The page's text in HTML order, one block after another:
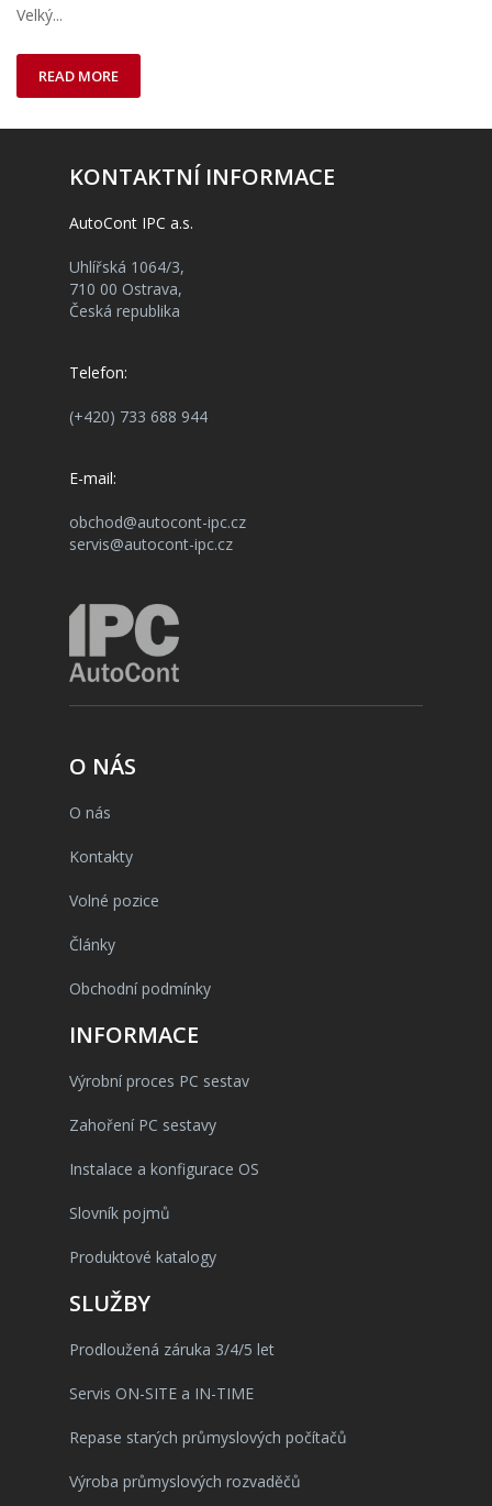
Velký...
READ MORE
KONTAKTNÍ INFORMACE
AutoCont IPC a.s.
Uhlířská 1064/3,
710 00 Ostrava,
Česká republika
Telefon:
(+420) 733 688 944
E-mail:
obchod@autocont-ipc.cz
servis@autocont-ipc.cz
O NÁS
O nás
Kontakty
Volné pozice
Články
Obchodní podmínky
INFORMACE
Výrobní proces PC sestav
Zahoření PC sestavy
Instalace a konfigurace OS
Slovník pojmů
Produktové katalogy
SLUŽBY
Prodloužená záruka 3/4/5 let
Servis ON-SITE a IN-TIME
Repase starých průmyslových počítačů
Výroba průmyslových rozvaděčů